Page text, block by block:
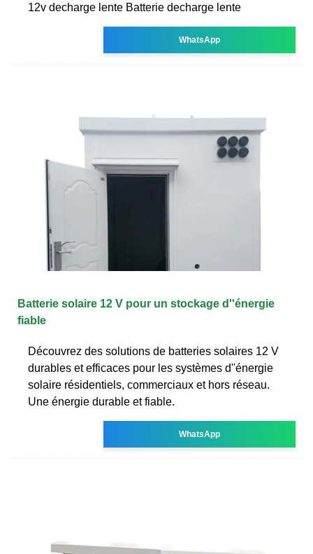
12v decharge lente Batterie decharge lente
WhatsApp
Batterie solaire 12 V pour un stockage d''énergie
fiable
Découvrez des solutions de batteries solaires 12 V
durables et efficaces pour les systèmes d''énergie
solaire résidentiels, commerciaux et hors réseau.
Une énergie durable et fiable.
WhatsApp